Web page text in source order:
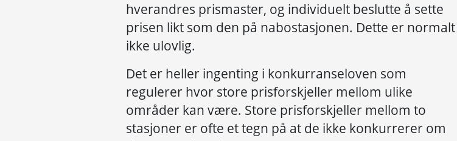
hverandres prismaster, og individuelt beslutte å sette
prisen likt som den på nabostasjonen. Dette er normalt
ikke ulovlig.
Det er heller ingenting i konkurranseloven som
regulerer hvor store prisforskjeller mellom ulike
områder kan være. Store prisforskjeller mellom to
stasjoner er ofte et tegn på at de ikke konkurrerer om